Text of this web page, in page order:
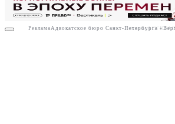
Реклама
Реклама Адвокатское бюро Санкт-Петербурга